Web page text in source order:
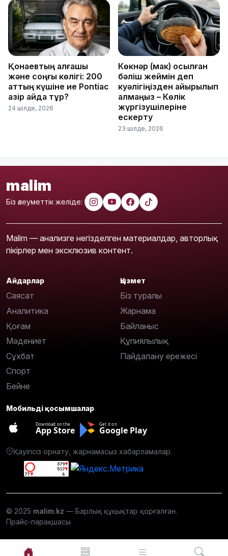
Қонаевтың алғашқы
және соңғы көлігі: 200
аттың күшіне ие Pontiac
қазір қайда тұр?
24 шілде, 2026
Көкнәр (мак) қосылған
бәліш жеймін деп
куәлігіңізден айырылып
қалмаңыз – Көлік
жүргізушілеріне
ескерту
23 шілде, 2026
malim
Біз әлеуметтік желіде:
Malim — анализге негізделген материалдар, авторлық
пікірлер мен эксклюзив контент.
Айдарлар
Саясат
Аналитика
Қоғам
Мәдениет
Сұхбат
Спорт
Бейне
Қызмет
Біз туралы
Жарнама
Байланыс
Құпиялылық
Пайдалану ережесі
Мобильді қосымшалар
Download on the
App Store
Get it on
Google Play
Қауіпсіз орнату, жарнамасыз хабарламалар.
© 2025 malim.kz — Барлық құқықтар қорғалған.
Прайс-парақшасы